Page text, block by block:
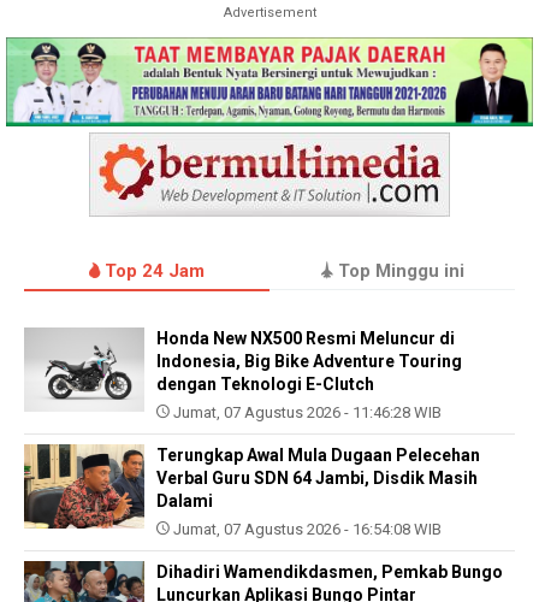
Advertisement
Top 24 Jam Top Minggu ini
Honda New NX500 Resmi Meluncur di
Indonesia, Big Bike Adventure Touring
dengan Teknologi E-Clutch
Jumat, 07 Agustus 2026 - 11:46:28 WIB
Terungkap Awal Mula Dugaan Pelecehan
Verbal Guru SDN 64 Jambi, Disdik Masih
Dalami
Jumat, 07 Agustus 2026 - 16:54:08 WIB
Dihadiri Wamendikdasmen, Pemkab Bungo
Luncurkan Aplikasi Bungo Pintar